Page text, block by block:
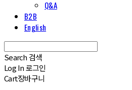
Q&A
B2B
English
Search 검색
Log In로그인
Cart장바구니